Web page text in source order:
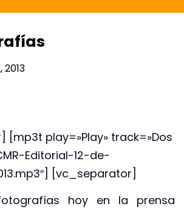
2013
[mp3t play=»Play» track=»Dos
Editorial-12-de-
[vc_separator]
hoy en la prensa